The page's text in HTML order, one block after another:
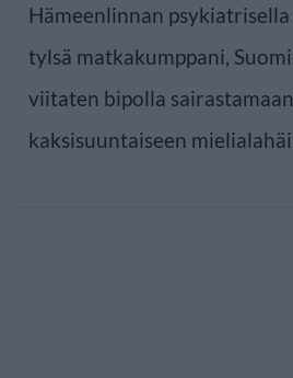
Hämeenlinnan
tylsä matkakumppani,
viitaten bipolla
kaksisuuntaiseen